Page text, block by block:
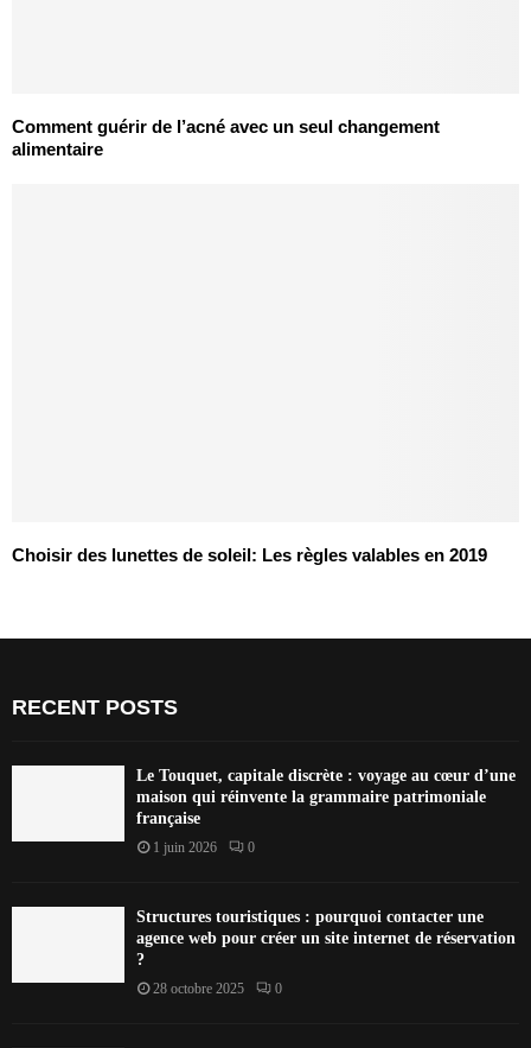
Comment guérir de l’acné avec un seul changement
alimentaire
Choisir des lunettes de soleil: Les règles valables en 2019
RECENT POSTS
Le Touquet, capitale discrète : voyage au cœur d’une
maison qui réinvente la grammaire patrimoniale
française
1 juin 2026 0
Structures touristiques : pourquoi contacter une
agence web pour créer un site internet de réservation
?
28 octobre 2025 0